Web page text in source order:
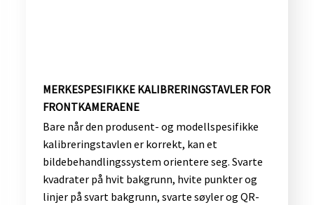
​MERKESPESIFIKKE KALIBRERINGSTAVLER FOR
FRONTKAMERAENE
Bare når den produsent- og modellspesifikke
kalibreringstavlen er korrekt, kan et
bildebehandlingssystem orientere seg. Svarte
kvadrater på hvit bakgrunn, hvite punkter og
linjer på svart bakgrunn, svarte søyler og QR-